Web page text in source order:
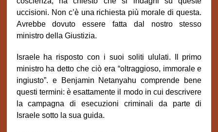
uccisioni. Non c’è una richiesta più morale di questa.
Avrebbe dovuto essere fatta dal nostro stesso
ministro della Giustizia.
Israele ha risposto con i suoi soliti ululati. Il primo
ministro ha detto che ciò era “oltraggioso, immorale e
ingiusto”. e Benjamin Netanyahu comprende bene
questi termini: è esattamente il modo in cui descrivere
la campagna di esecuzioni criminali da parte di
Israele sotto la sua guida.